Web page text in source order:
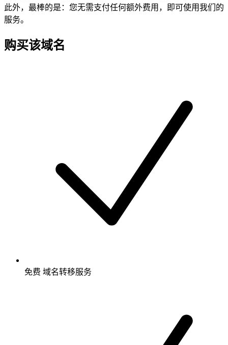
此外，最棒的是：您无需支付任何额外费用，即可使用我们的
服务。
购买该域名
免费 域名转移服务